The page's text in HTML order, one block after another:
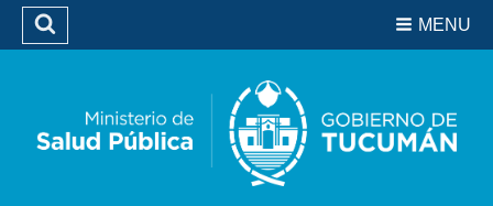
Biblioteca
MENU
Buscar